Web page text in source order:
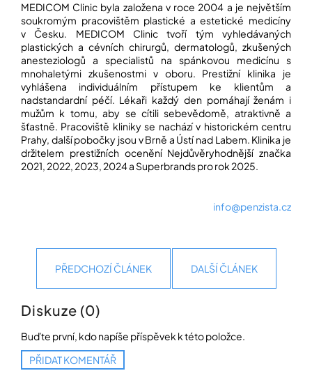
MEDICOM Clinic byla založena v roce 2004 a je největším
soukromým pracovištěm plastické a estetické medicíny
v Česku. MEDICOM Clinic tvoří tým vyhledávaných
plastických a cévních chirurgů, dermatologů, zkušených
anesteziologů a specialistů na spánkovou medicínu s
mnohaletými zkušenostmi v oboru. Prestižní klinika je
vyhlášena individuálním přístupem ke klientům a
nadstandardní péčí. Lékaři každý den pomáhají ženám i
mužům k tomu, aby se cítili sebevědomě, atraktivně a
šťastně. Pracoviště kliniky se nachází v historickém centru
Prahy, další pobočky jsou v Brně a Ústí nad Labem. Klinika je
držitelem prestižních ocenění Nejdůvěryhodnější značka
2021, 2022, 2023, 2024 a Superbrands pro rok 2025.
info@penzista.cz
PŘEDCHOZÍ ČLÁNEK DALŠÍ ČLÁNEK
Diskuze (0)
Buďte první, kdo napíše příspěvek k této položce.
PŘIDAT KOMENTÁŘ